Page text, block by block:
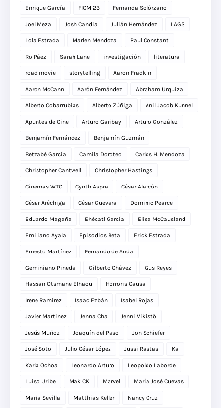
Enrique García FICM 23 Fernanda Solórzano
Joel Meza Josh Candia Julián Hernández LAGS
Lola Estrada Marlen Mendoza Paul Constant
Ro Páez Sarah Lane investigación literatura
road movie storytelling Aaron Fradkin
Aaron McCann Aarón Fernández Abraham Urquiza
Alberto Cobarrubias Alberto Zúñiga Anil Jacob Kunnel
Apuntes de Cine Arturo Garibay Arturo González
Benjamín Fernández Benjamín Guzmán
Betzabé García Camila Doroteo Carlos H. Mendoza
Christopher Cantwell Christopher Hastings
Cinemas WTC Cynth Aspra César Alarcón
César Aréchiga César Guevara Dominic Pearce
Eduardo Magaña Ehécatl García Elisa McCausland
Emiliano Ayala Episodios Beta Erick Estrada
Ernesto Martínez Fernando de Anda
Geminiano Pineda Gilberto Chávez Gus Reyes
Hassan Otsmane-Elhaou Horroris Causa
Irene Ramírez Isaac Ezbán Isabel Rojas
Javier Martínez Jenna Cha Jenni Vikistö
Jesús Muñoz Joaquín del Paso Jon Schiefer
José Soto Julio César López Jussi Rastas Ka
Karla Ochoa Leonardo Arturo Leopoldo Laborde
Luiso Uribe Mak CK Marvel María José Cuevas
María Sevilla Matthias Keller Nancy Cruz